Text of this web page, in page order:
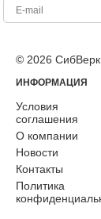
© 2026
ИНФОРМАЦИЯ
Условия
соглашения
О компании
Новости
Контакты
Политика